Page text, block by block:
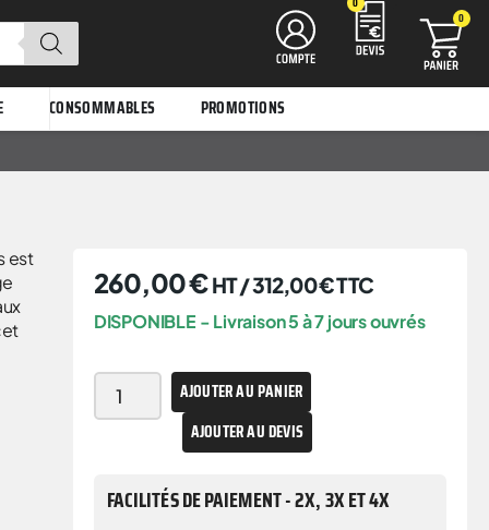
0
CONSOMMABLES PROMOTIONS
est
260,00€HT /312,00€TTC
DISPONIBLE - Livraison 5 à 7 jours ouvrés
AJOUTER AU PANIER
AJOUTER AU DEVIS
FACILITÉS DE PAIEMENT - 2X, 3X ET 4X